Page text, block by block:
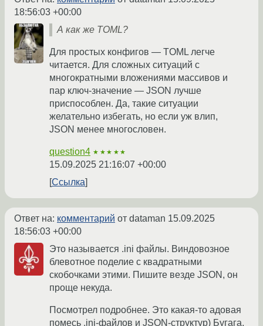
18:56:03 +00:00
А как же TOML?
Для простых конфигов — TOML легче
читается. Для сложных ситуаций с
многократными вложениями массивов и
пар ключ-значение — JSON лучше
приспособлен. Да, такие ситуации
желательно избегать, но если уж влип,
JSON менее многословен.
question4 ★★★★★
15.09.2025 21:16:07 +00:00
Ссылка
Ответ на: комментарий от dataman 15.09.2025
18:56:03 +00:00
Это называется .ini файлы. Виндовозное
блевотное поделие с квадратными
скобочками этими. Пишите везде JSON, он
проще некуда.
Посмотрел подробнее. Это какая-то адовая
помесь .ini-файлов и JSON-структур) Бугага,